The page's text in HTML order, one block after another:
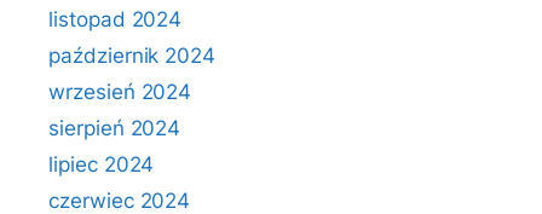
listopad 2024
październik 2024
wrzesień 2024
sierpień 2024
lipiec 2024
czerwiec 2024